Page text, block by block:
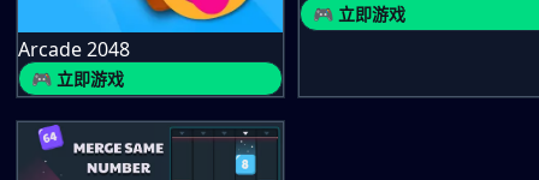
Arcade 2048
🎮 立即游戏
🎮 立即游戏